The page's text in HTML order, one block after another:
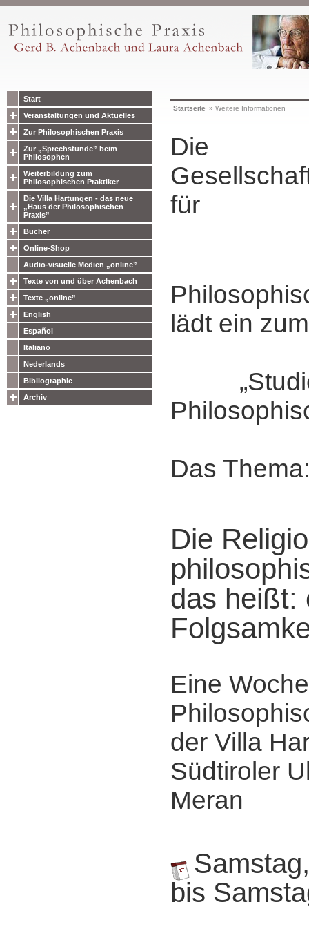
Start
Veranstaltungen und Aktuelles
Zur Philosophischen Praxis
Zur „Sprechstunde” beim
Philosophen
Weiterbildung zum
Philosophischen Praktiker
Die Villa Hartungen - das neue
„Haus der Philosophischen
Praxis”
Bücher
Online-Shop
Audio-visuelle Medien „online”
Texte von und über Achenbach
Texte „online”
English
Español
Italiano
Nederlands
Bibliographie
Archiv
Startseite » Weitere Informationen
Die
für
lädt ein zum
Das
Die
das heißt:
Eine
der Villa
Südtiroler
Meran
bis